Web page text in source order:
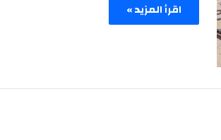
اقرأ المزيد »